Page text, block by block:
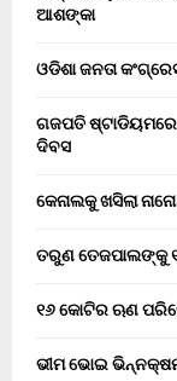
ଆଶଙ୍କା
ଓଡିଶା ଜନତା
ଗଜପତି ଷ୍ଟାଡିୟମରେ
ଦିବସ
କେନାଲକୁ ଖସିଲା
ତରୁଣ ତେଜପାଲଙ୍କୁ
୧୬ କୋଟିର ଋଣ
ଭୀମ ଭୋଇ